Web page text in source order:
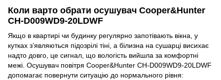
Коли варто обрати осушувач Cooper&Hunter
CH-D009WD9-20LDWF
Якщо в квартирі чи будинку регулярно запотівають вікна, у
кутках з’являються підозрілі тіні, а білизна на сушарці висихає
надто довго, це сигнал, що вологість вийшла за комфортні
межі. Осушувач повітря Cooper&Hunter CH-D009WD9-20LDWF
допомагає повернути ситуацію до нормального рівня: